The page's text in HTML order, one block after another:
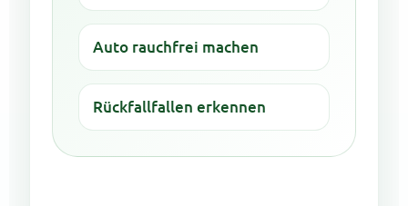
Auto rauchfrei machen
Rückfallfallen erkennen